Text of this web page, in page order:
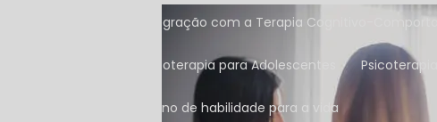
Integração com a Terapia Cognitivo-
Psicoterapia para Adolescentes
Treino de habilidade para a vida